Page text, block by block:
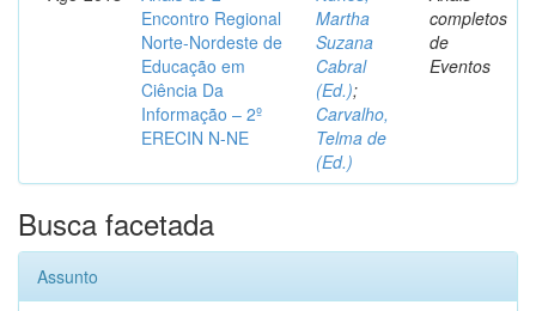
Encontro Regional
Norte-Nordeste de
Educação em
Ciência Da
Informação – 2º
ERECIN N-NE
Martha
Suzana
Cabral
(Ed.);
Carvalho,
Telma de
(Ed.)
completos
de
Eventos
Busca facetada
Assunto